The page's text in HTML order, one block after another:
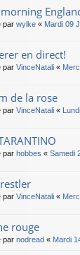
par wylke « Mardi 09
en direct!
par VinceNatali «
de la rose
par VinceNatali «
par hobbes « Samedi
par VinceNatali «
rouge
par nodread « Mardi